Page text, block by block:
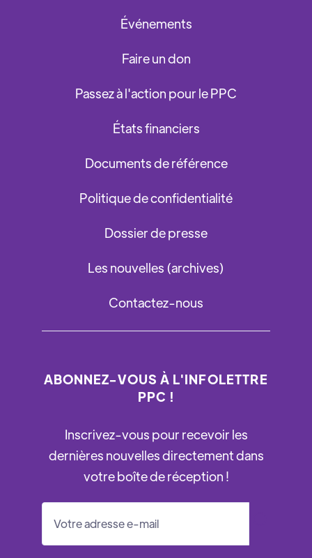
Événements
Faire un don
Passez à l'action pour le PPC
États financiers
Documents de référence
Politique de confidentialité
Dossier de presse
Les nouvelles (archives)
Contactez-nous
ABONNEZ-VOUS À L'INFOLETTRE
PPC !
Inscrivez-vous pour recevoir les
dernières nouvelles directement dans
votre boîte de réception !